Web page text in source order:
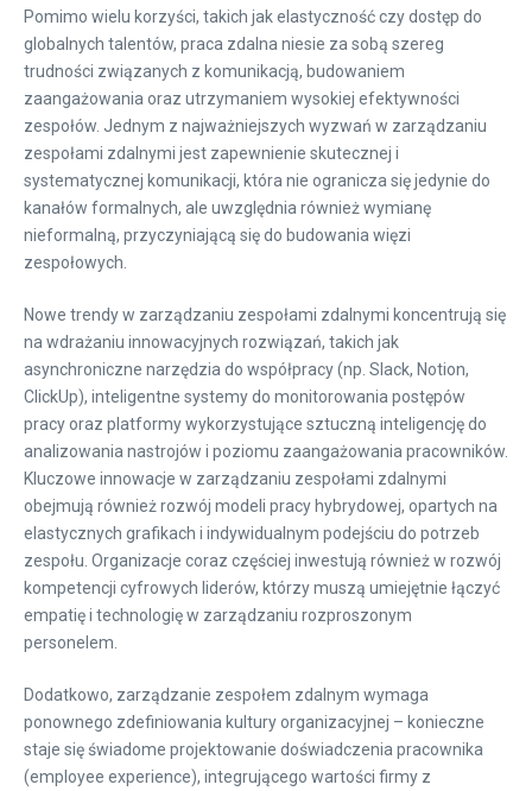
Pomimo wielu korzyści, takich jak elastyczność czy dostęp do
globalnych talentów, praca zdalna niesie za sobą szereg
trudności związanych z komunikacją, budowaniem
zaangażowania oraz utrzymaniem wysokiej efektywności
zespołów. Jednym z najważniejszych wyzwań w zarządzaniu
zespołami zdalnymi jest zapewnienie skutecznej i
systematycznej komunikacji, która nie ogranicza się jedynie do
kanałów formalnych, ale uwzględnia również wymianę
nieformalną, przyczyniającą się do budowania więzi
zespołowych.
Nowe trendy w zarządzaniu zespołami zdalnymi koncentrują się
na wdrażaniu innowacyjnych rozwiązań, takich jak
asynchroniczne narzędzia do współpracy (np. Slack, Notion,
ClickUp), inteligentne systemy do monitorowania postępów
pracy oraz platformy wykorzystujące sztuczną inteligencję do
analizowania nastrojów i poziomu zaangażowania pracowników.
Kluczowe innowacje w zarządzaniu zespołami zdalnymi
obejmują również rozwój modeli pracy hybrydowej, opartych na
elastycznych grafikach i indywidualnym podejściu do potrzeb
zespołu. Organizacje coraz częściej inwestują również w rozwój
kompetencji cyfrowych liderów, którzy muszą umiejętnie łączyć
empatię i technologię w zarządzaniu rozproszonym
personelem.
Dodatkowo, zarządzanie zespołem zdalnym wymaga
ponownego zdefiniowania kultury organizacyjnej – konieczne
staje się świadome projektowanie doświadczenia pracownika
(employee experience), integrującego wartości firmy z